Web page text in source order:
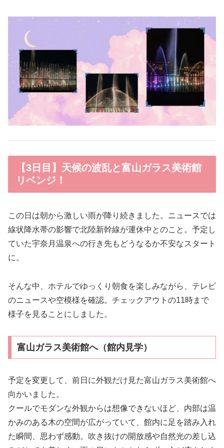
【3日目】天候の波乱と富山ガラス美術館
リベンジ！
この日は朝から激しい雨が降り続きました。ニュースでは
線状降水帯の影響で北陸新幹線が運休中とのこと。予定し
ていた宇奈月温泉への行き先もどうなるか不安なスタート
に。
そんな中、ホテルでゆっくり朝食を楽しみながら、テレビ
のニュースや空模様を確認。チェックアウトの11時まで
様子を見ることにしました。
富山ガラス美術館へ（館内見学）
予定を変更して、前日に外観だけ見た富山ガラス美術館へ
向かいました。
クールでモダンな外観からは想像できないほど、内部は温
かみのある木の空間が広がっていて、館内に足を踏み入れ
た瞬間、思わず感動。吹き抜けの開放感や自然光の差し込